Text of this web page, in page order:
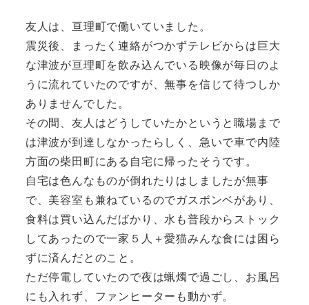
友人は、亘理町で働いていました。
震災後、まったく連絡がつかずテレビからは巨大
な津波が亘理町を飲み込んでいる映像が毎日のよ
うに流れていたのですが、無事を信じて待つしか
ありませんでした。
その間、友人はどうしていたかというと職場まで
は津波が到達しなかったらしく、急いで車で内陸
方面の柴田町にある自宅に帰ったそうです。
自宅は色んなものが倒れたりはしましたが無事
で、美容室も兼ねているのでガスボンベがあり、
食料は買い込んだばかり、水も普段からストック
してあったので一家５人＋愛猫みんな食には困ら
ずに済んだとのこと。
ただ停電していたので夜は蝋燭で過ごし、お風呂
にも入れず、ファンヒーターも動かず。